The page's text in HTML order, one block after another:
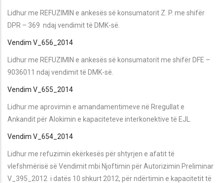
Lidhur me REFUZIMIN e ankesës së konsumatorit Z. P. me shifër
DPR – 369 ndaj vendimit të DMK-së.
Vendim V_656_2014
Lidhur me REFUZIMIN e ankesës së konsumatorit me shifër DFE –
9036011 ndaj vendimit të DMK-së.
Vendim V_655_2014
Lidhur me aprovimin e amandamentimeve në Rregullat e
Ankandit për Alokimin e kapaciteteve interkonektive të EJL.
Vendim V_654_2014
Lidhur me refuzimin ekërkesës për shtyrjen e afatit të
vlefshmërisë së Vendimit mbi Njoftimin për Autorizimin Preliminar
V_395_2012 i datës 10 shkurt 2012, për ndërtimin e kapacitetit të